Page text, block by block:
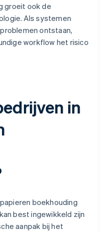
groeit ook de
Als systemen
ontstaan,
workflow het risico
in
boekhouding
best ingewikkeld zijn
aanpak bij het